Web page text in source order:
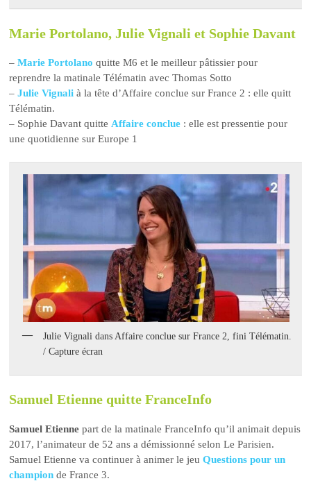
Marie Portolano, Julie Vignali et Sophie Davant
–Marie Portolanoquitte M6 et le meilleur pâtissier pour
reprendre la matinale Télématin avec Thomas Sotto
–Julie Vignali à la tête d’Affaire conclue sur France 2 : elle quitt
Télématin.
– Sophie Davant quitte Affaire conclue : elle est pressentie pour
une quotidienne sur Europe 1
Julie Vignali dans Affaire conclue sur France 2, fini Télématin.
/ Capture écran
Samuel Etienne quitte FranceInfo
Samuel Etienne part de la matinale FranceInfo qu’il animait depuis
2017, l’animateur de 52 ans a démissionné selon Le Parisien.
Samuel Etienne va continuer à animer le jeuQuestions pour un
champion de France 3.